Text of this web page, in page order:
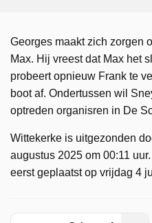
Georges maakt zich zorgen
Max. Hij vreest dat Max het
probeert opnieuw Frank te
boot af. Ondertussen wil
optreden organisren in De
Wittekerke is uitgezonden
augustus 2025 om 00:11
eerst geplaatst op vrijdag 4